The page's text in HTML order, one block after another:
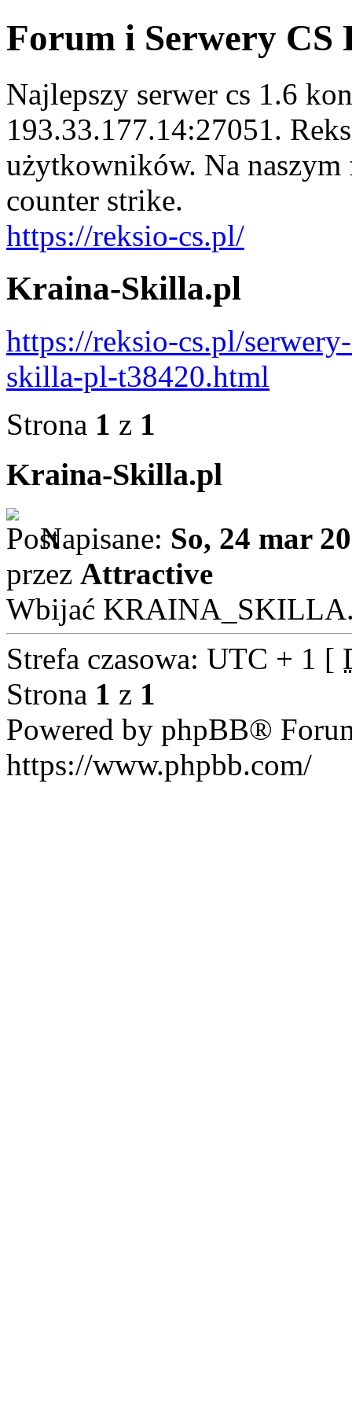
Forum i Serwery CS
Najlepszy serwer cs 1.6
193.33.177.14:27051.
użytkowników. Na naszym
counter strike.
https://reksio-cs.pl/
Kraina-Skilla.pl
https://reksio-cs.pl/
skilla-pl-t38420.html
Strona 1 z 1
Kraina-Skilla.pl
Napisane: So, 24 mar
przez Attractive
Wbijać
Strefa czasowa: UTC + 1 [
Strona 1 z 1
Powered by phpBB®
https://www.phpbb.com/